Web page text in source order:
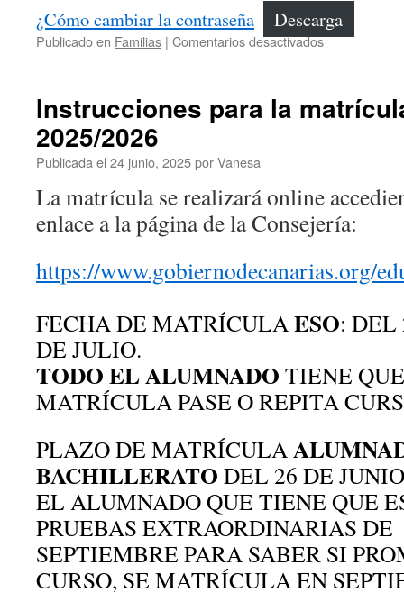
¿Cómo cambiar la contraseña Descarga
Publicado en Familias | Comentarios desactivadosen
cambio
Instrucciones para la
2025/2026
Publicada el 24 junio, 2025porVanesa
La matrícula se realizará online
enlace a la página de la Consejería:
https://www.gobiernodecanarias.org/
FECHA DE MATRÍCULAESO: DEL
DE JULIO.
TODO EL ALUMNADO TIENE
MATRÍCULA PASE O REPITA
PLAZO DE MATRÍCULA
BACHILLERATO DEL 26 DE
EL ALUMNADO QUE TIENE QUE
PRUEBAS EXTRAORDINARIAS DE
SEPTIEMBRE PARA SABER SI
CURSO, SE MATRÍCULA EN